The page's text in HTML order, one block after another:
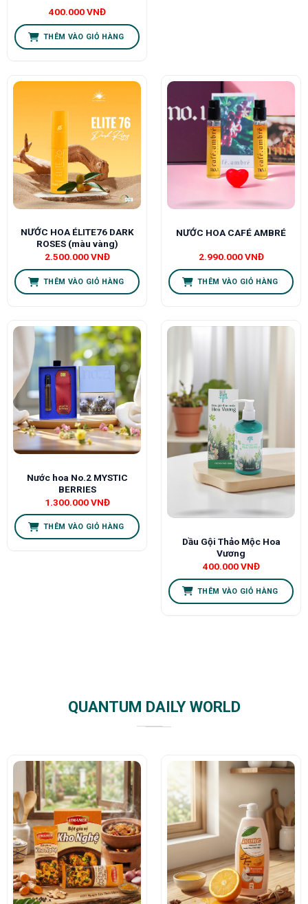
400.000VNĐ
THÊM VÀO GIỎ HÀNG
NƯỚC HOA ÉLITE76 DARK
ROSES (màu vàng)
2.500.000VNĐ
THÊM VÀO GIỎ HÀNG
NƯỚC HOA CAFÉ AMBRÉ
2.990.000VNĐ
THÊM VÀO GIỎ HÀNG
Nước hoa No.2 MYSTIC
BERRIES
1.300.000VNĐ
THÊM VÀO GIỎ HÀNG
Dầu Gội Thảo Mộc Hoa
Vương
400.000VNĐ
THÊM VÀO GIỎ HÀNG
QUANTUM DAILY WORLD